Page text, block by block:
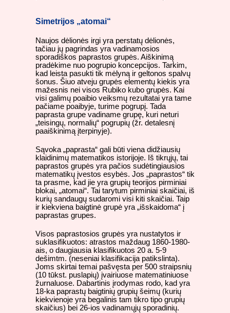
Simetrijos „atomai“
Naujos dėlionės irgi yra perstatų dėlionės,
tačiau jų pagrindas yra vadinamosios
sporadiškos paprastos grupės. Aiškinimą
pradėkime nuo pogrupio koncepcijos. Tarkim,
kad leista pasukti tik mėlyną ir geltonos spalvų
šonus. Šiuo atveju grupės elementų kiekis yra
mažesnis nei visos Rubiko kubo grupės. Kai
visi galimų poaibio veiksmų rezultatai yra tame
pačiame poaibyje, turime pogrupį. Tada
paprasta grupe vadiname grupę, kuri neturi
„teisingų, normalių“ pogrupių (žr. detalesnį
paaiškinimą įterpinyje).
Sąvoka „paprasta“ gali būti viena didžiausių
klaidinimų matematikos istorijoje. Iš tikrųjų, tai
paprastos grupės yra pačios sudėtingiausios
matematikų įvestos esybės. Jos „paprastos“ tik
ta prasme, kad jie yra grupių teorijos pirminiai
blokai, „atomai“. Tai tarytum pirminiai skaičiai, iš
kurių sandaugų sudaromi visi kiti skaičiai. Taip
ir kiekviena baigtinė grupė yra „išskaidoma“ į
paprastas grupes.
Visos paprastosios grupės yra nustatytos ir
suklasifikuotos: atrastos maždaug 1860-1980-
ais, o daugiausia klasifikuotos 20 a. 5-9
dešimtm. (neseniai klasifikacija patikslinta).
Joms skirtai temai pašvęsta per 500 straipsnių
(10 tūkst. puslapių) įvairiuose matematiniuose
žurnaluose. Dabartinis įrodymas rodo, kad yra
18-ka paprastų baigtinių grupių šeimų (kurių
kiekvienoje yra begalinis tam tikro tipo grupių
skaičius) bei 26-ios vadinamųjų sporadinių.